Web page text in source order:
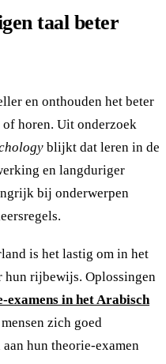
taal beter
en onthouden het beter
of horen. Uit onderzoek
blijkt dat leren in de
en langduriger
bij onderwerpen
is het lastig om in het
hun rijbewijs. Oplossingen
examens in het Arabisch
zich goed
hun theorie-examen